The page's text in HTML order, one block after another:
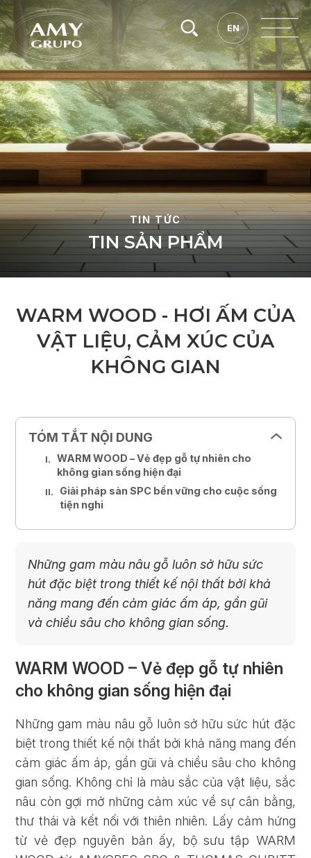
EN
EN
TIN TỨC
TIN SẢN PHẨM
WARM WOOD - HƠI ẤM CỦA
VẬT LIỆU, CẢM XÚC CỦA
KHÔNG GIAN
TÓM TẮT NỘI DUNG
WARM WOOD – Vẻ đẹp gỗ tự nhiên cho
không gian sống hiện đại
Giải pháp sàn SPC bền vững cho cuộc sống
tiện nghi
Những gam màu nâu gỗ luôn sở hữu sức
hút đặc biệt trong thiết kế nội thất bởi khả
năng mang đến cảm giác ấm áp, gần gũi
và chiều sâu cho không gian sống.
WARM WOOD – Vẻ đẹp gỗ tự nhiên
cho không gian sống hiện đại
Những gam màu nâu gỗ luôn sở hữu sức hút đặc
biệt trong thiết kế nội thất bởi khả năng mang đến
cảm giác ấm áp, gần gũi và chiều sâu cho không
gian sống. Không chỉ là màu sắc của vật liệu, sắc
nâu còn gợi mở những cảm xúc về sự cân bằng,
thư thái và kết nối với thiên nhiên. Lấy cảm hứng
từ vẻ đẹp nguyên bản ấy, bộ sưu tập WARM
Tìm